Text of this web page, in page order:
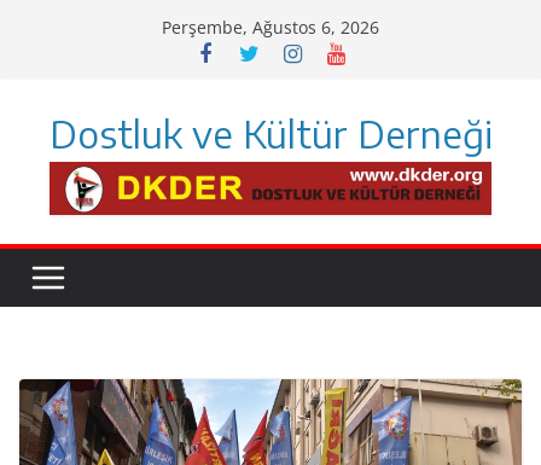
Perşembe, Ağustos 6, 2026
Dostluk ve Kültür Derneği